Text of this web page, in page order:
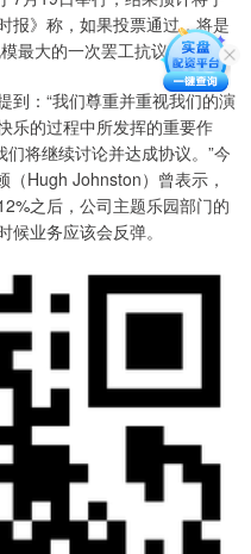
报》称，如果投票通过，将是
最大的一次罢工抗议。
到：“我们尊重并重视我们的演
乐的过程中所发挥的重要作
将继续讨论并达成协议。”今
（Hugh Johnston）曾表示，
之后，公司主题乐园部门的
业务应该会反弹。